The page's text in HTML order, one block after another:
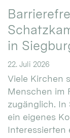
in
22. Juli 2026
Viele Kirchen
Menschen im
zugänglich. In
ein eigenes
Interessierten